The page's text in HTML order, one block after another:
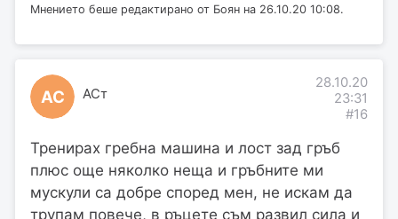
Мнението беше редактирано от Боян на 26.10.20 10:08.
АС АСт
28.10.20
23:31
#16
Тренирах гребна машина и лост зад гръб
плюс още няколко неща и гръбните ми
мускули са добре според мен, не искам да
трупам повече, в ръцете съм развил сила и